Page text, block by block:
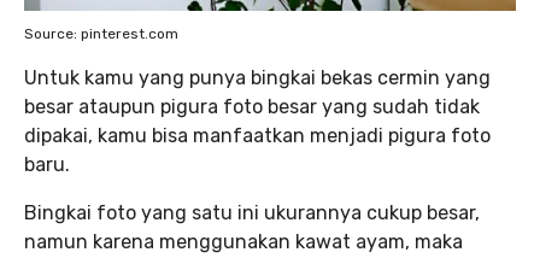
Source: pinterest.com
Untuk kamu yang punya bingkai bekas cermin yang
besar ataupun pigura foto besar yang sudah tidak
dipakai, kamu bisa manfaatkan menjadi pigura foto
baru.
Bingkai foto yang satu ini ukurannya cukup besar,
namun karena menggunakan kawat ayam, maka